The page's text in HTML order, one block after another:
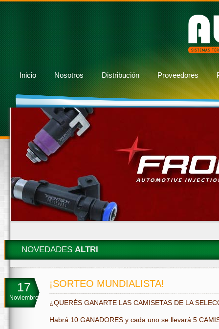
Inicio Nosotros Distribución Proveedores
NOVEDADES ALTRI
17
Noviembre
¡SORTEO MUNDIALISTA!
¿QUERÉS GANARTE LAS CAMISETAS DE LA
Habrá 10 GANADORES y cada uno se llevará 5